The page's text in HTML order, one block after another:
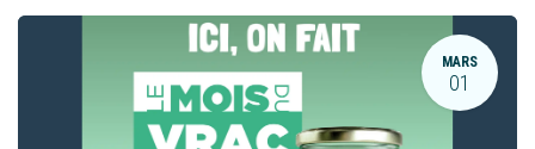
MARS
01